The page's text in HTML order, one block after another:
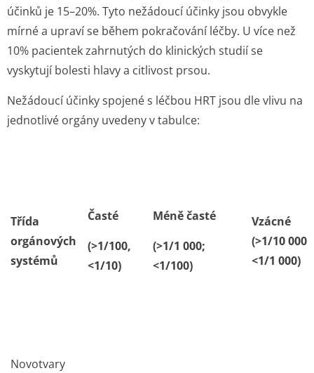
účinků je 15–20%. Tyto nežádoucí účinky jsou obvykle
mírné a upraví se během pokračování léčby. U více než
10% pacientek zahrnutých do klinických studií se
vyskytují bolesti hlavy a citlivost prsou.
Nežádoucí účinky spojené s léčbou HRT jsou dle vlivu na
jednotlivé orgány uvedeny v tabulce:
Třída
orgánových
systémů
Časté
(>1/100,
<1/10)
Méně časté
(>1/1 000;
<1/100)
Vzácné
(>1/10 000;
<1/1 000)
Novotvary